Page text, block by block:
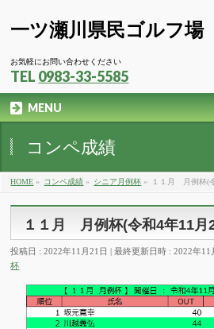
一ツ瀬川県民ゴルフ場
お気軽にお問い合わせください
TEL 0983-33-5585
MENU
コンペ成績
HOME » コンペ成績 » シニア月例杯 » １１月 月例杯(
１１月 月例杯(令和4年11月
投稿日 : 2022年11月21日 最終更新日時 : 2022年11
杯